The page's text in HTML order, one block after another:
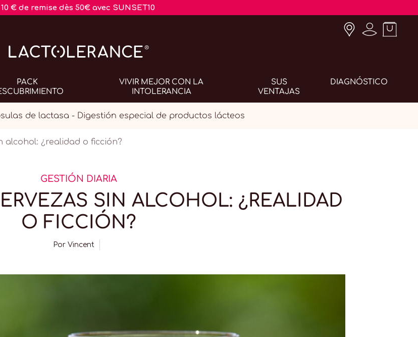
10 € de remise dès 50€ avec SUNSET10
PACK
VIVIR MEJOR CON LA
INTOLERANCIA
SUS
VENTAJAS
DIAGNÓSTICO
de lactasa - Digestión especial de productos lácteos
alcohol: ¿realidad o ficción?
GESTIÓN DIARIA
SIN ALCOHOL: ¿REALIDAD
O FICCIÓN?
Por Vincent